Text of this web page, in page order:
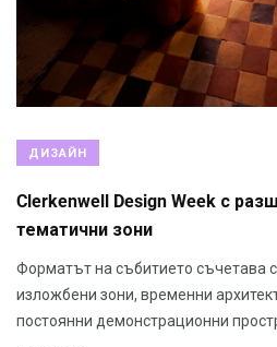
ДИЗАЙН
Clerkenwell Design Week с
тематични зони
Форматът на събитието съчетава
изложбени зони, временни
постоянни демонстрационни